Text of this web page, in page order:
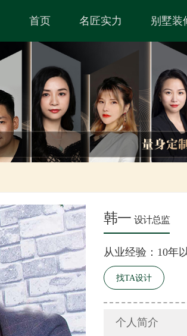
首页 名匠实力 别墅装
韩一 设计总监
从业经验：10
找TA设计
个人简介